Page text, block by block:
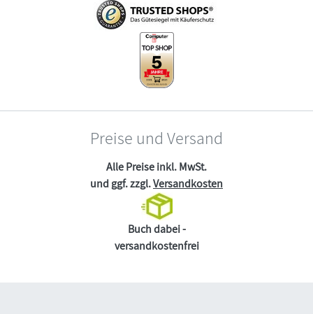
Preise und Versand
Alle Preise inkl. MwSt.
und ggf. zzgl.Versandkosten
Buch dabei -
versandkostenfrei